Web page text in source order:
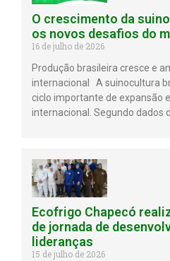
O crescimento da
os novos desafios do
16 de julho de 2026
Produção brasileira cresce e
internacional A suinocultura
ciclo importante de expansão
internacional. Segundo dados
Ecofrigo Chapecó
de jornada de
lideranças
15 de julho de 2026